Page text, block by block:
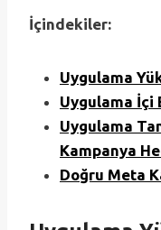
İçindekiler:
Uygulama
Uygulama
Uygulama
Kampanya
Doğru Meta